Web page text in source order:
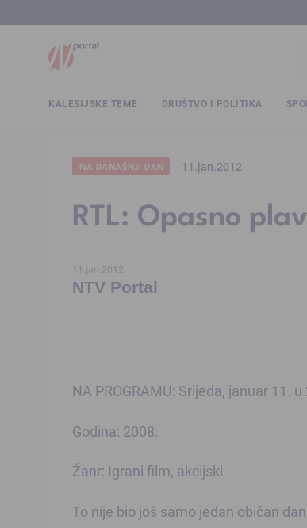
KALESIJSKE TEME DRUŠTVO I POLITIKA
NA DANAŠNJI DAN 11.jan.2012
RTL: Opasno
11.jan.2012
NTV Portal
NA PROGRAMU: Srijeda, januar 11.
Godina: 2008.
Žanr: Igrani film, akcijski
To nije bio još samo jedan običan